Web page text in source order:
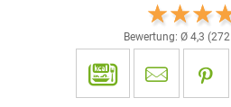
Bewertung: Ø 4,3 (272